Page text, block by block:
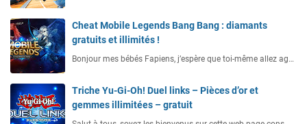
Cheat Mobile Legends Bang Bang : diamants
gratuits et illimités !
Bonjour mes bébés Fapiens, j’espère que toi-même allez ag…
Triche Yu-Gi-Oh! Duel links – Pièces d’or et
gemmes illimitées – gratuit